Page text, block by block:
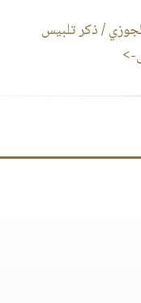
/ ذكر تلبيس
>